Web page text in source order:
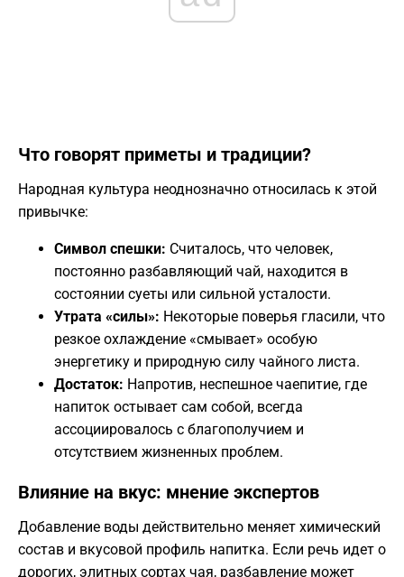
​Что говорят приметы и традиции?
​Народная культура неоднозначно относилась к этой
привычке:
Символ спешки: Считалось, что человек,
постоянно разбавляющий чай, находится в
состоянии суеты или сильной усталости.
Утрата «силы»: Некоторые поверья гласили, что
резкое охлаждение «смывает» особую
энергетику и природную силу чайного листа.
Достаток: Напротив, неспешное чаепитие, где
напиток остывает сам собой, всегда
ассоциировалось с благополучием и
отсутствием жизненных проблем.
​Влияние на вкус: мнение экспертов
​Добавление воды действительно меняет химический
состав и вкусовой профиль напитка. Если речь идет о
дорогих, элитных сортах чая, разбавление может